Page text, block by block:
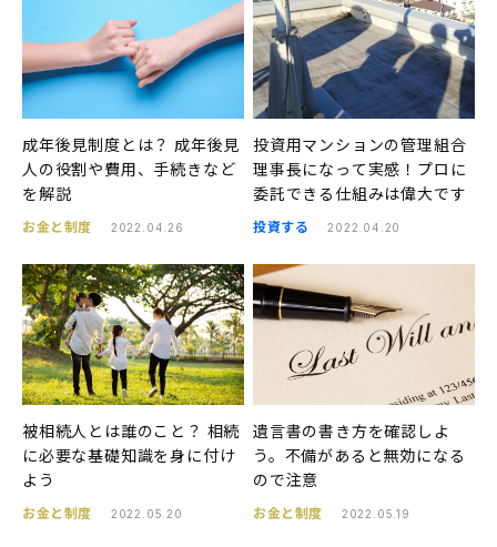
成年後見制度とは？ 成年後見
人の役割や費用、手続きなど
を解説
お金と制度 2022.04.26
投資用マンションの管理組合
理事長になって実感！プロに
委託できる仕組みは偉大です
投資する 2022.04.20
被相続人とは誰のこと？ 相続
に必要な基礎知識を身に付け
よう
お金と制度 2022.05.20
遺言書の書き方を確認しよ
う。不備があると無効になる
ので注意
お金と制度 2022.05.19